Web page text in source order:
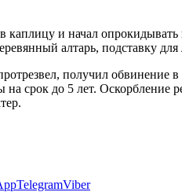
и начал
алтарь, подставку
получил обвинение
срок до 5 лет. Оскорбление
TelegramViber